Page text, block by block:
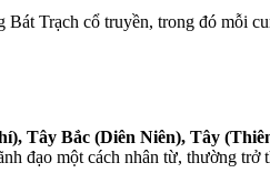
Trạch cổ truyền, trong đó mỗi
Tây Bắc (Diên Niên), Tây
đạo một cách nhân từ, thường